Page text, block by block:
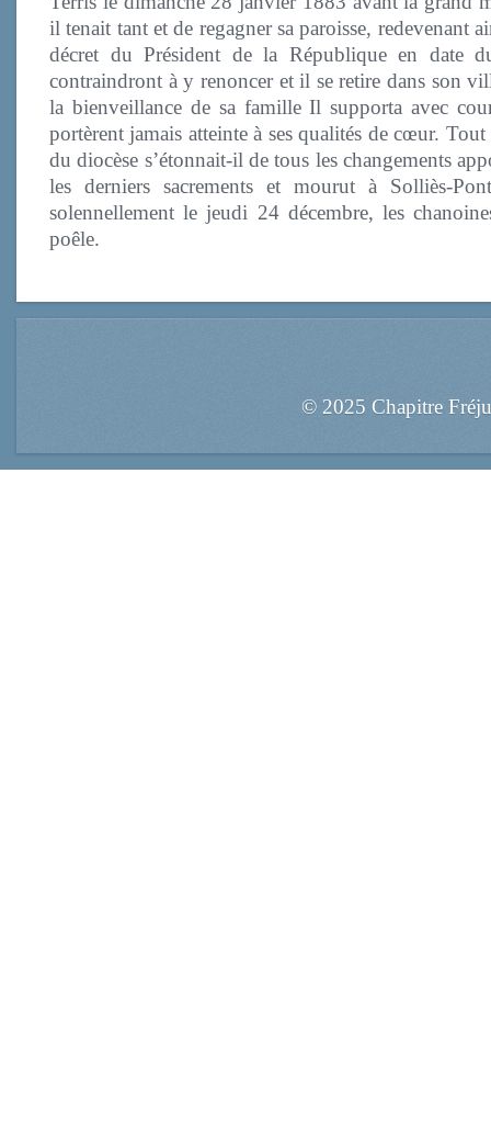
il tenait tant et de regagner sa paroisse, redevenant
décret du Président de la République en date
contraindront à y renoncer et il se retire dans son
la bienveillance de sa famille Il supporta avec
portèrent jamais atteinte à ses qualités de cœur.
du diocèse s’étonnait-il de tous les changements
les derniers sacrements et mourut à Solliès-
solennellement le jeudi 24 décembre, les
poêle.
© 2025 Chapitre